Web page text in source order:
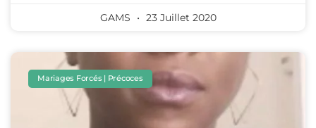
GAMS 23 Juillet 2020
Mariages Forcés | Précoces